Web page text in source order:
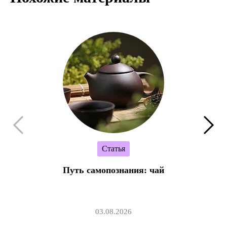
Статья
Путь самопознания: чай
03.08.2026